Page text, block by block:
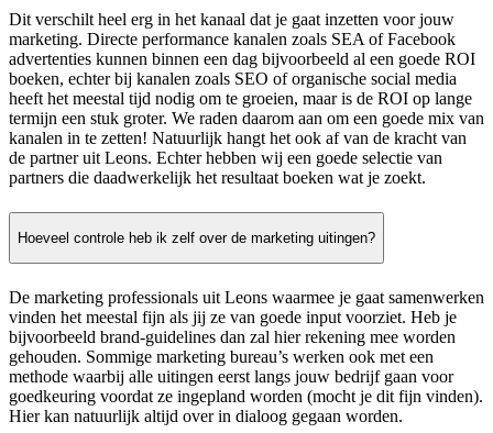
Dit verschilt heel erg in het kanaal dat je gaat inzetten voor jouw
marketing. Directe performance kanalen zoals SEA of Facebook
advertenties kunnen binnen een dag bijvoorbeeld al een goede ROI
boeken, echter bij kanalen zoals SEO of organische social media
heeft het meestal tijd nodig om te groeien, maar is de ROI op lange
termijn een stuk groter. We raden daarom aan om een goede mix van
kanalen in te zetten! Natuurlijk hangt het ook af van de kracht van
de partner uit Leons. Echter hebben wij een goede selectie van
partners die daadwerkelijk het resultaat boeken wat je zoekt.
Hoeveel controle heb ik zelf over de marketing uitingen?
De marketing professionals uit Leons waarmee je gaat samenwerken
vinden het meestal fijn als jij ze van goede input voorziet. Heb je
bijvoorbeeld brand-guidelines dan zal hier rekening mee worden
gehouden. Sommige marketing bureau’s werken ook met een
methode waarbij alle uitingen eerst langs jouw bedrijf gaan voor
goedkeuring voordat ze ingepland worden (mocht je dit fijn vinden).
Hier kan natuurlijk altijd over in dialoog gegaan worden.